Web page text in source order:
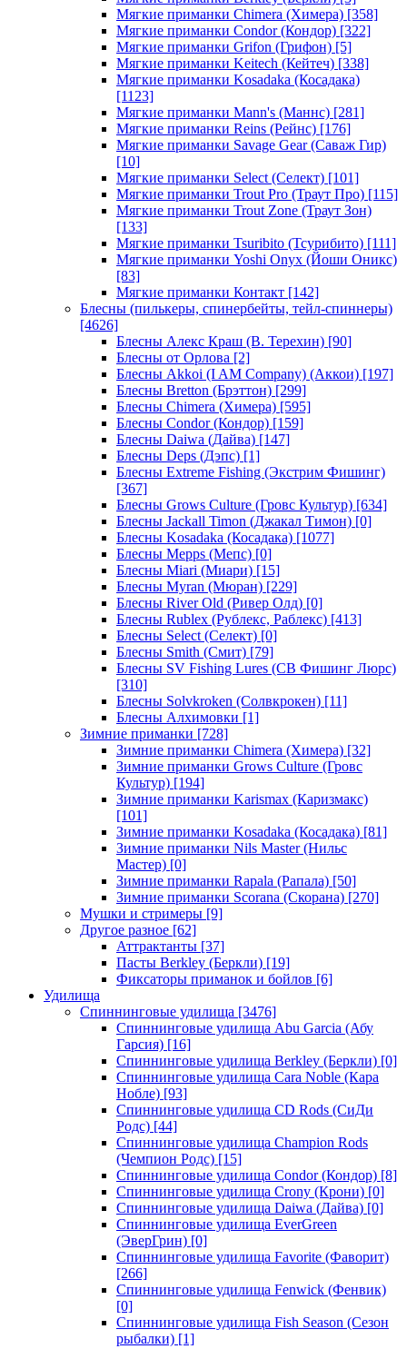
Мягкие приманки Chimera (Химера) [358]
Мягкие приманки Condor (Кондор) [322]
Мягкие приманки Grifon (Грифон) [5]
Мягкие приманки Keitech (Кейтеч) [338]
Мягкие приманки Kosadaka (Косадака)
[1123]
Мягкие приманки Mann's (Маннс) [281]
Мягкие приманки Reins (Рейнс) [176]
Мягкие приманки Savage Gear (Саваж Гир)
[10]
Мягкие приманки Select (Селект) [101]
Мягкие приманки Trout Pro (Траут Про) [115]
Мягкие приманки Trout Zone (Траут Зон)
[133]
Мягкие приманки Tsuribito (Тсурибито) [111]
Мягкие приманки Yoshi Onyx (Йоши Оникс)
[83]
Мягкие приманки Контакт [142]
Блесны (пилькеры, спинербейты, тейл-спиннеры)
[4626]
Блесны Алекс Краш (В. Терехин) [90]
Блесны от Орлова [2]
Блесны Akkoi (I AM Company) (Аккои) [197]
Блесны Bretton (Брэттон) [299]
Блесны Chimera (Химера) [595]
Блесны Condor (Кондор) [159]
Блесны Daiwa (Дайва) [147]
Блесны Deps (Дэпс) [1]
Блесны Extreme Fishing (Экстрим Фишинг)
[367]
Блесны Grows Culture (Гровс Культур) [634]
Блесны Jackall Timon (Джакал Тимон) [0]
Блесны Kosadaka (Косадака) [1077]
Блесны Mepps (Мепс) [0]
Блесны Miari (Миари) [15]
Блесны Myran (Мюран) [229]
Блесны River Old (Ривер Олд) [0]
Блесны Rublex (Рублекс, Раблекс) [413]
Блесны Select (Селект) [0]
Блесны Smith (Смит) [79]
Блесны SV Fishing Lures (СВ Фишинг Люрс)
[310]
Блесны Solvkroken (Солвкрокен) [11]
Блесны Алхимовки [1]
Зимние приманки [728]
Зимние приманки Chimera (Химера) [32]
Зимние приманки Grows Culture (Гровс
Культур) [194]
Зимние приманки Karismax (Каризмакс)
[101]
Зимние приманки Kosadaka (Косадака) [81]
Зимние приманки Nils Master (Нильс
Мастер) [0]
Зимние приманки Rapala (Рапала) [50]
Зимние приманки Scorana (Скорана) [270]
Мушки и стримеры [9]
Другое разное [62]
Аттрактанты [37]
Пасты Berkley (Беркли) [19]
Фиксаторы приманок и бойлов [6]
Удилища
Спиннинговые удилища [3476]
Спиннинговые удилища Abu Garcia (Абу
Гарсия) [16]
Спиннинговые удилища Berkley (Беркли) [0]
Спиннинговые удилища Cara Noble (Кара
Нобле) [93]
Спиннинговые удилища CD Rods (СиДи
Родс) [44]
Спиннинговые удилища Champion Rods
(Чемпион Родс) [15]
Спиннинговые удилища Condor (Кондор) [8]
Спиннинговые удилища Crony (Крони) [0]
Спиннинговые удилища Daiwa (Дайва) [0]
Спиннинговые удилища EverGreen
(ЭверГрин) [0]
Спиннинговые удилища Favorite (Фаворит)
[266]
Спиннинговые удилища Fenwick (Фенвик)
[0]
Спиннинговые удилища Fish Season (Сезон
рыбалки) [1]